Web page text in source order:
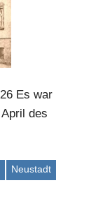
Es war
des
Neustadt